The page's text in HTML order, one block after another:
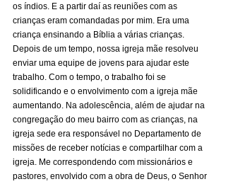
os índios. E a partir daí as reuniões com as
crianças eram comandadas por mim. Era uma
criança ensinando a Bíblia a várias crianças.
Depois de um tempo, nossa igreja mãe resolveu
enviar uma equipe de jovens para ajudar este
trabalho. Com o tempo, o trabalho foi se
solidificando e o envolvimento com a igreja mãe
aumentando. Na adolescência, além de ajudar na
congregação do meu bairro com as crianças, na
igreja sede era responsável no Departamento de
missões de receber notícias e compartilhar com a
igreja. Me correspondendo com missionários e
pastores, envolvido com a obra de Deus, o Senhor